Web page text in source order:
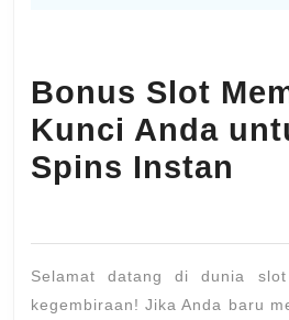
Anda
untuk
Free
Spins
Bonus Slot
Kunci Anda
Spins Instan
Selamat datang di dunia
kegembiraan! Jika Anda baru